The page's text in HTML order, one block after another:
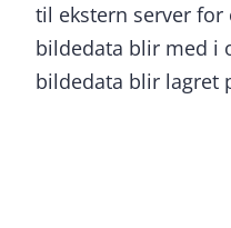
til ekstern server for
bildedata blir med i
bildedata blir lagret